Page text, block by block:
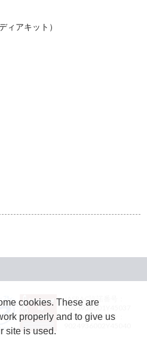
ィアキット）
JASRAC許諾番号：
9024936001Y45037
JASRAC許諾番号：
cookies. These are
properly and to give us
site is used.